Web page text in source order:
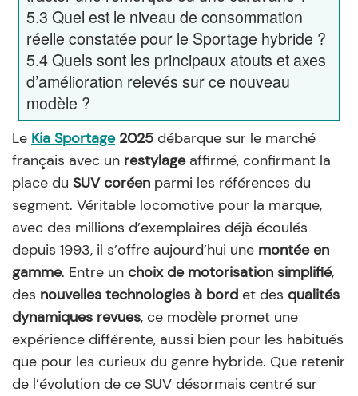
5.3 Quel est le niveau de consommation
réelle constatée pour le Sportage hybride ?
5.4Quels sont les principaux atouts et axes
d’amélioration relevés sur ce nouveau
modèle ?
Le Kia Sportage2025 débarque sur le marché
français avec un restylageaffirmé, confirmant la
place du SUV coréen parmi les références du
segment. Véritable locomotive pour la marque,
avec des millions d’exemplaires déjà écoulés
depuis 1993, il s’offre aujourd’hui une montée en
gamme. Entre un choix de motorisation simplifié,
des nouvelles technologies à bord et des qualités
dynamiques revues, ce modèle promet une
expérience différente, aussi bien pour les habitués
que pour les curieux du genre hybride. Que retenir
de l’évolution de ce SUV désormais centré sur